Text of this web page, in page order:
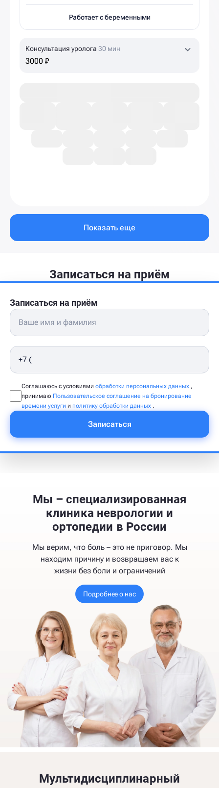
Работает с беременными
Консультация уролога 30 мин
3000 ₽
Показать еще
Записаться на приём
Записаться на приём
Соглашаюсь с условиями обработки персональных данных ,
принимаю Пользовательское соглашение на бронирование
времени услуги и политику обработки данных .
Записаться
Мы – специализированная
клиника неврологии и
ортопедии в России
Мы верим, что боль – это не приговор. Мы
находим причину и возвращаем вас к
жизни без боли и ограничений
Подробнее о нас
Мультидисциплинарный